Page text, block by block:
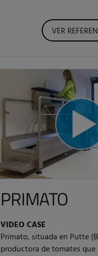
VER
PRIMATO
VIDEO CASE
Primato, situada en Putte
productora de tomates